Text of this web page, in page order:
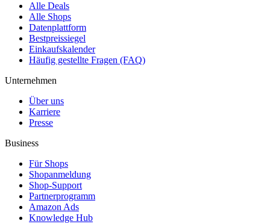
Alle Deals
Alle Shops
Datenplattform
Bestpreissiegel
Einkaufskalender
Häufig gestellte Fragen (FAQ)
Unternehmen
Über uns
Karriere
Presse
Business
Für Shops
Shopanmeldung
Shop-Support
Partnerprogramm
Amazon Ads
Knowledge Hub